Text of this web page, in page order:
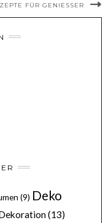
FÜR GENIESSER
(9) Deko
(13)